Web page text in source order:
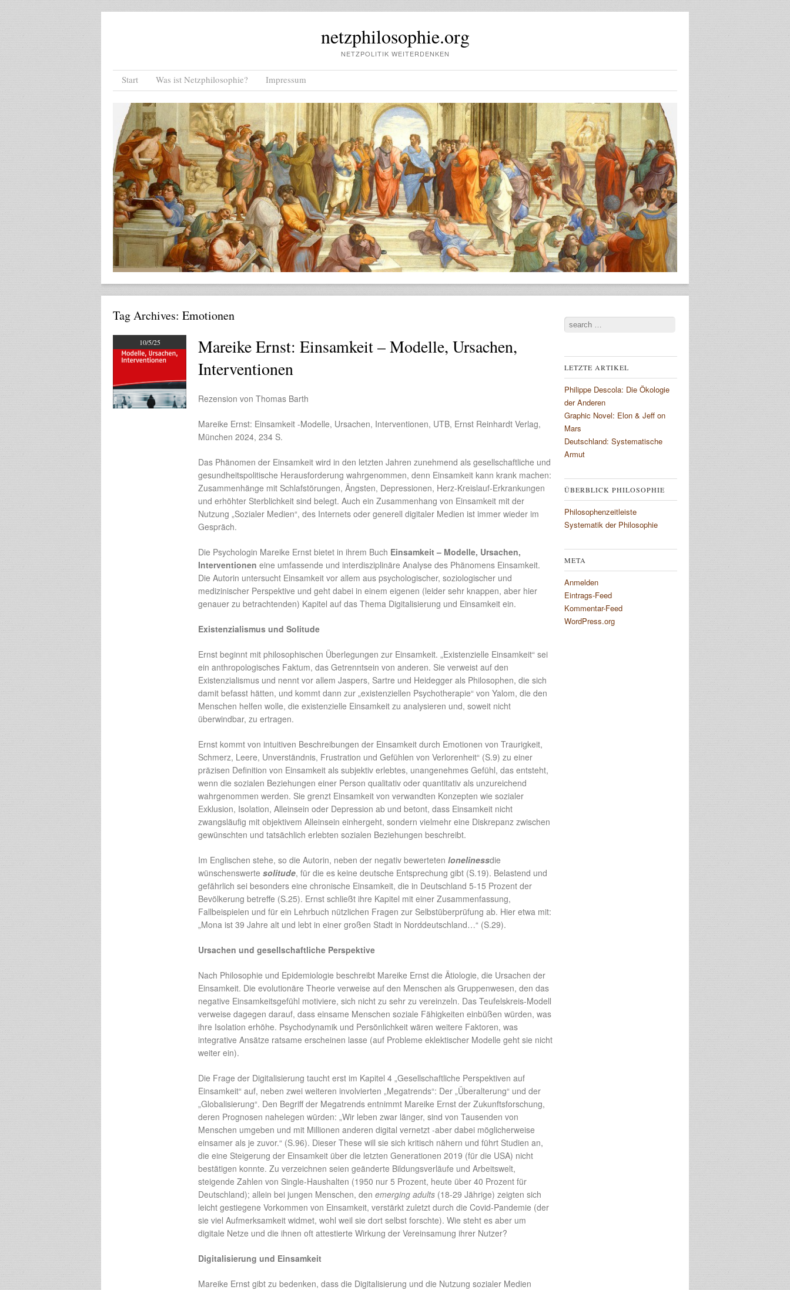
netzphilosophie.org
NETZPOLITIK WEITERDENKEN
Menu
Skip to content
Start Was ist Netzphilosophie? Impressum
Tag Archives: Emotionen
10/5/25
Mareike Ernst: Einsamkeit – Modelle, Ursachen,
Interventionen
Rezension von Thomas Barth
Mareike Ernst: Einsamkeit -Modelle, Ursachen, Interventionen, UTB, Ernst Reinhardt Verlag,
München 2024, 234 S.
Das Phänomen der Einsamkeit wird in den letzten Jahren zunehmend als gesellschaftliche und
gesundheitspolitische Herausforderung wahrgenommen, denn Einsamkeit kann krank machen:
Zusammenhänge mit Schlafstörungen, Ängsten, Depressionen, Herz-Kreislauf-Erkrankungen
und erhöhter Sterblichkeit sind belegt. Auch ein Zusammenhang von Einsamkeit mit der
Nutzung „Sozialer Medien“, des Internets oder generell digitaler Medien ist immer wieder im
Gespräch.
Die Psychologin Mareike Ernst bietet in ihrem Buch Einsamkeit – Modelle, Ursachen,
Interventionen eine umfassende und interdisziplinäre Analyse des Phänomens Einsamkeit.
Die Autorin untersucht Einsamkeit vor allem aus psychologischer, soziologischer und
medizinischer Perspektive und geht dabei in einem eigenen (leider sehr knappen, aber hier
genauer zu betrachtenden) Kapitel auf das Thema Digitalisierung und Einsamkeit ein.
Existenzialismus und Solitude
Ernst beginnt mit philosophischen Überlegungen zur Einsamkeit. „Existenzielle Einsamkeit“ sei
ein anthropologisches Faktum, das Getrenntsein von anderen. Sie verweist auf den
Existenzialismus und nennt vor allem Jaspers, Sartre und Heidegger als Philosophen, die sich
damit befasst hätten, und kommt dann zur „existenziellen Psychotherapie“ von Yalom, die den
Menschen helfen wolle, die existenzielle Einsamkeit zu analysieren und, soweit nicht
überwindbar, zu ertragen.
Ernst kommt von intuitiven Beschreibungen der Einsamkeit durch Emotionen von Traurigkeit,
Schmerz, Leere, Unverständnis, Frustration und Gefühlen von Verlorenheit“ (S.9) zu einer
präzisen Definition von Einsamkeit als subjektiv erlebtes, unangenehmes Gefühl, das entsteht,
wenn die sozialen Beziehungen einer Person qualitativ oder quantitativ als unzureichend
wahrgenommen werden. Sie grenzt Einsamkeit von verwandten Konzepten wie sozialer
Exklusion, Isolation, Alleinsein oder Depression ab und betont, dass Einsamkeit nicht
zwangsläufig mit objektivem Alleinsein einhergeht, sondern vielmehr eine Diskrepanz zwischen
gewünschten und tatsächlich erlebten sozialen Beziehungen beschreibt.
Im Englischen stehe, so die Autorin, neben der negativ bewerteten lonelinessdie
wünschenswerte solitude, für die es keine deutsche Entsprechung gibt (S.19). Belastend und
gefährlich sei besonders eine chronische Einsamkeit, die in Deutschland 5-15 Prozent der
Bevölkerung betreffe (S.25). Ernst schließt ihre Kapitel mit einer Zusammenfassung,
Fallbeispielen und für ein Lehrbuch nützlichen Fragen zur Selbstüberprüfung ab. Hier etwa mit:
„Mona ist 39 Jahre alt und lebt in einer großen Stadt in Norddeutschland…“ (S.29).
Ursachen und gesellschaftliche Perspektive
Nach Philosophie und Epidemiologie beschreibt Mareike Ernst die Ätiologie, die Ursachen der
Einsamkeit. Die evolutionäre Theorie verweise auf den Menschen als Gruppenwesen, den das
negative Einsamkeitsgefühl motiviere, sich nicht zu sehr zu vereinzeln. Das Teufelskreis-Modell
verweise dagegen darauf, dass einsame Menschen soziale Fähigkeiten einbüßen würden, was
ihre Isolation erhöhe. Psychodynamik und Persönlichkeit wären weitere Faktoren, was
integrative Ansätze ratsame erscheinen lasse (auf Probleme eklektischer Modelle geht sie nicht
weiter ein).
Die Frage der Digitalisierung taucht erst im Kapitel 4 „Gesellschaftliche Perspektiven auf
Einsamkeit“ auf, neben zwei weiteren involvierten „Megatrends“: Der „Überalterung“ und der
„Globalisierung“. Den Begriff der Megatrends entnimmt Mareike Ernst der Zukunftsforschung,
deren Prognosen nahelegen würden: „Wir leben zwar länger, sind von Tausenden von
Menschen umgeben und mit Millionen anderen digital vernetzt -aber dabei möglicherweise
einsamer als je zuvor.“ (S.96). Dieser These will sie sich kritisch nähern und führt Studien an,
die eine Steigerung der Einsamkeit über die letzten Generationen 2019 (für die USA) nicht
bestätigen konnte. Zu verzeichnen seien geänderte Bildungsverläufe und Arbeitswelt,
steigende Zahlen von Single-Haushalten (1950 nur 5 Prozent, heute über 40 Prozent für
Deutschland); allein bei jungen Menschen, den emerging adults (18-29 Jährige) zeigten sich
leicht gestiegene Vorkommen von Einsamkeit, verstärkt zuletzt durch die Covid-Pandemie (der
sie viel Aufmerksamkeit widmet, wohl weil sie dort selbst forschte). Wie steht es aber um
digitale Netze und die ihnen oft attestierte Wirkung der Vereinsamung ihrer Nutzer?
Digitalisierung und Einsamkeit
Mareike Ernst gibt zu bedenken, dass die Digitalisierung und die Nutzung sozialer Medien
Search
LETZTE ARTIKEL
Philippe Descola: Die Ökologie
der Anderen
Graphic Novel: Elon & Jeff on
Mars
Deutschland: Systematische
Armut
ÜBERBLICK PHILOSOPHIE
Philosophenzeitleiste
Systematik der Philosophie
META
Anmelden
Eintrags-Feed
Kommentar-Feed
WordPress.org